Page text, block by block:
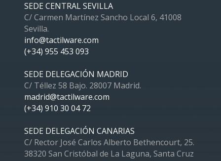
SEDE CENTRAL SEVILLA
C/ Carmen Martínez Sancho Local 6, 41008
Sevilla.
info@tactilware.com
(+34) 955 453 093
SEDE DELEGACIÓN MADRID
C/ Téllez 58 Bajo. 28007 Madrid.
madrid@tactilware.com
(+34) 910 30 04 72
SEDE DELEGACIÓN CANARIAS
C/ Rector José Carlos Alberto Bethencourt, 25.
38320 San Cristóbal de La Laguna, Santa Cruz